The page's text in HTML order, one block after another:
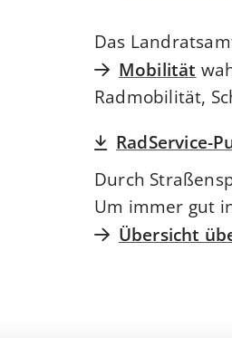
Das
Mobilität
Radmobilität,
RadService-
Durch
Um immer gut
Übersicht